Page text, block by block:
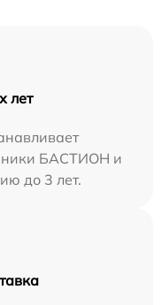
лет
БАСТИОН и
до 3 лет.